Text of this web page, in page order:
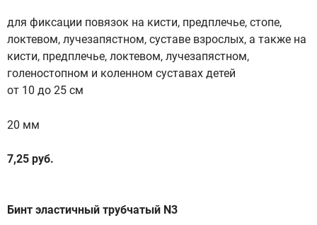
для фиксации повязок на кисти, предплечье, стопе,
локтевом, лучезапястном, суставе взрослых, а также на
кисти, предплечье, локтевом, лучезапястном,
голеностопном и коленном суставах детей
от 10 до 25 см
20 мм
7,25 руб.
Бинт эластичный трубчатый N3